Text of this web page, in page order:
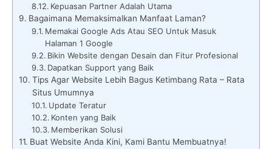
Kepuasan Partner Adalah Utama
Bagaimana Memaksimalkan Manfaat Laman?
Memakai Google Ads Atau SEO Untuk Masuk
Halaman 1 Google
Bikin Website dengan Desain dan Fitur Profesional
Dapatkan Support yang Baik
Tips Agar Website Lebih Bagus Ketimbang Rata – Rata
Situs Umumnya
Update Teratur
Konten yang Baik
Memberikan Solusi
Buat Website Anda Kini, Kami Bantu Membuatnya!